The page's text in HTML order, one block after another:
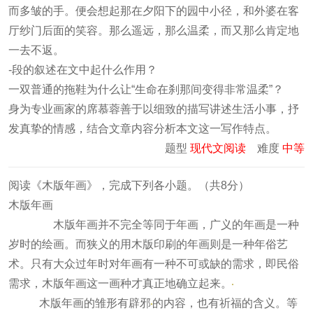
而多皱的手。便会想起那在夕阳下的园中小径，和外婆在客
厅纱门后面的笑容。那么遥远，那么温柔，而又那么肯定地
一去不返。
-段的叙述在文中起什么作用？
一双普通的拖鞋为什么让“生命在刹那间变得非常温柔”？
身为专业画家的席慕蓉善于以细致的描写讲述生活小事，抒
发真挚的情感，结合文章内容分析本文这一写作特点。
题型 现代文阅读 难度 中等
阅读《木版年画》，完成下列各小题。（共8分）
木版年画
木版年画并不完全等同于年画，广义的年画是一种
岁时的绘画。而狭义的用木版印刷的年画则是一种年俗艺
术。只有大众过年时对年画有一种不可或缺的需求，即民俗
需求，木版年画这一画种才真正地确立起来。
木版年画的雏形有辟邪 的内容，也有祈福的含义。等